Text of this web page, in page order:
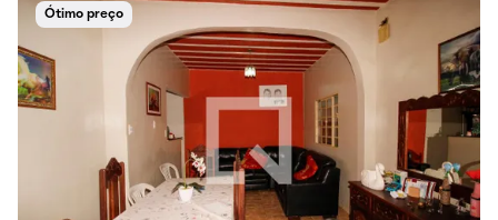
Ótimo preço